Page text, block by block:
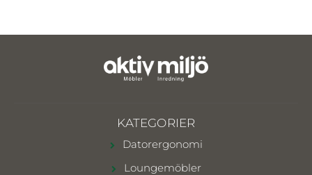
KATEGORIER
Datorergonomi
Loungemöbler